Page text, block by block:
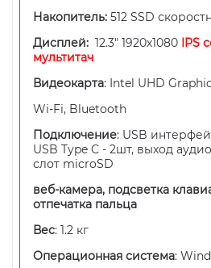
Накопитель: 512 SSD
Дисплей: 12.3" 1920х1080 IPS
мультитач
Видеокарта: Intel UHD
Wi-Fi, Bluetooth
Подключение: USB
USB Type C - 2шт, выход
слот microSD
веб-камера, подсветка
отпечатка пальца
Вес: 1.2 кг
Операционная система: